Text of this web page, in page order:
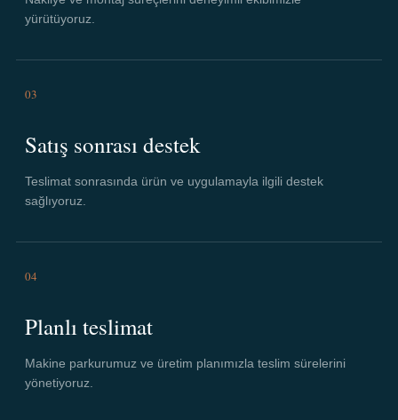
yürütüyoruz.
03
Satış sonrası destek
Teslimat sonrasında ürün ve uygulamayla ilgili destek
sağlıyoruz.
04
Planlı teslimat
Makine parkurumuz ve üretim planımızla teslim sürelerini
yönetiyoruz.